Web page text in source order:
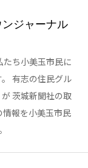
ジャーナル
たち小美玉市民に
有志の住民グル
茨城新聞社の取
報を小美玉市民